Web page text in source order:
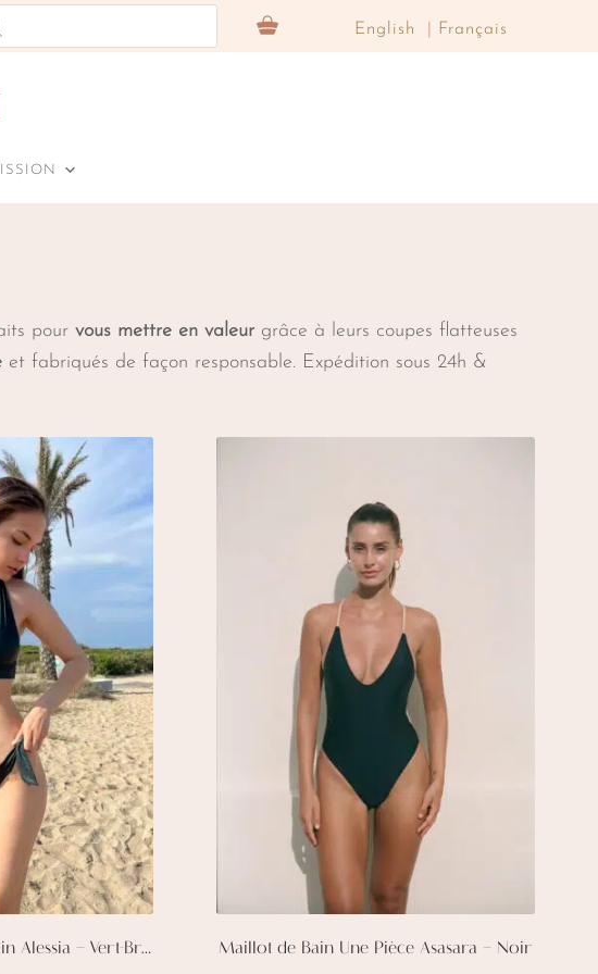
English Français
pourvous mettre en valeur grâce à leurs coupes flatteuses
et fabriqués de façon responsable. Expédition sous 24h &
Haut de Maillot de Bain Alessia – Vert-Bronze
Maillot de Bain Une Pièce Asasara – Noir